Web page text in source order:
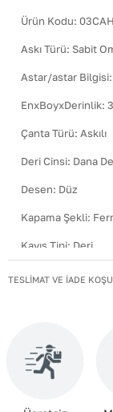
Ürün Kodu:
Askı Türü: Sabit
Astar/astar Bilgisi:
EnxBoyxDerinlik:
Çanta Türü: Askılı
Deri Cinsi: Dana
Desen: Düz
Kapama Şekli:
Kayış Tipi: Deri
Materyal :Hakiki
İç Materyal
TESLİMAT VE İADE